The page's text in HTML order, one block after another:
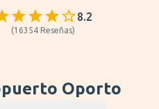
8.2
(16354 Reseñas)
Oporto